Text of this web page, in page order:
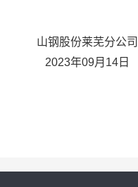
公司招标
月14日